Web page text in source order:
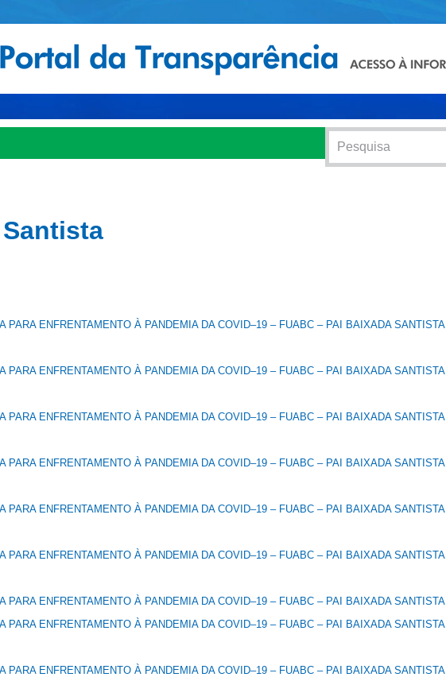
PARA ENFRENTAMENTO À PANDEMIA DA COVID–19 – FUABC – PAI BAIXADA SANTISTA
PARA ENFRENTAMENTO À PANDEMIA DA COVID–19 – FUABC – PAI BAIXADA SANTISTA
PARA ENFRENTAMENTO À PANDEMIA DA COVID–19 – FUABC – PAI BAIXADA SANTISTA
PARA ENFRENTAMENTO À PANDEMIA DA COVID–19 – FUABC – PAI BAIXADA SANTISTA
PARA ENFRENTAMENTO À PANDEMIA DA COVID–19 – FUABC – PAI BAIXADA SANTISTA
PARA ENFRENTAMENTO À PANDEMIA DA COVID–19 – FUABC – PAI BAIXADA SANTISTA
PARA ENFRENTAMENTO À PANDEMIA DA COVID–19 – FUABC – PAI BAIXADA SANTISTA
PARA ENFRENTAMENTO À PANDEMIA DA COVID–19 – FUABC – PAI BAIXADA SANTISTA
PARA ENFRENTAMENTO À PANDEMIA DA COVID–19 – FUABC – PAI BAIXADA SANTISTA